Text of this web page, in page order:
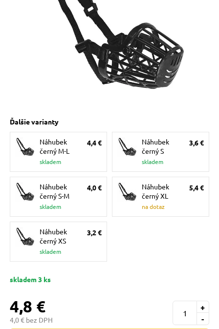
mačky
mačky
mačky
poukazy
Ďalšie varianty
Náhubek
černý M-L
skladem
4,4 €
Náhubek
černý S
skladem
3,6 €
Náhubek
černý S-M
skladem
4,0 €
Náhubek
černý XL
na dotaz
5,4 €
Náhubek
černý XS
skladem
3,2 €
skladem 3 ks
4,8 €
4,0 € bez DPH -
+